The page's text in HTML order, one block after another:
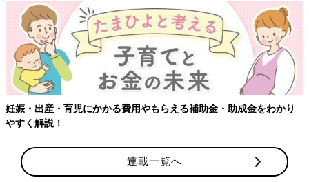
かり 【ワクチン接種できるものも】妊婦の感染症対策、知って
連載一覧へ